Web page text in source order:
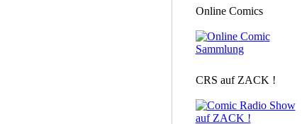
Online Comics
CRS auf ZACK !